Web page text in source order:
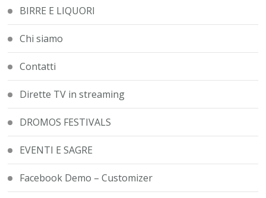
BIRRE E LIQUORI
Chi siamo
Contatti
Dirette TV in streaming
DROMOS FESTIVALS
EVENTI E SAGRE
Facebook Demo – Customizer